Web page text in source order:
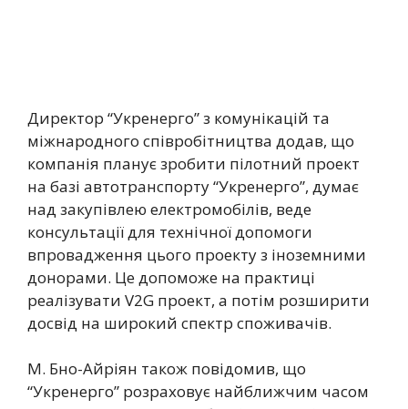
Директор “Укренерго” з комунікацій та
міжнародного співробітництва додав, що
компанія планує зробити пілотний проект
на базі автотранспорту “Укренерго”, думає
над закупівлею електромобілів, веде
консультації для технічної допомоги
впровадження цього проекту з іноземними
донорами. Це допоможе на практиці
реалізувати V2G проект, а потім розширити
досвід на широкий спектр споживачів.
М. Бно-Айріян також повідомив, що
“Укренерго” розраховує найближчим часом